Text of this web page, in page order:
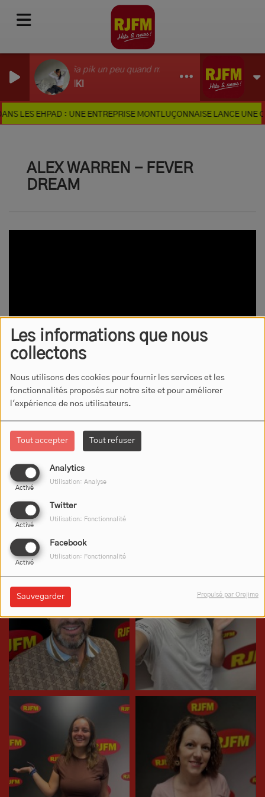
Les informations que nous
collectons
Nous utilisons des cookies pour fournir les services et les
fonctionnalités proposés sur notre site et pour améliorer
l'expérience de nos utilisateurs.
Tout accepter Tout refuser
Analytics
Activé
Utilisation: Analyse
Twitter
Activé
Utilisation: Fonctionnalité
Facebook
Activé
Utilisation: Fonctionnalité
Sauvegarder Propulsé par Orejime
Ã§a pik un peu quand mï¿½me
MIKI
EHPAD : UNE ENTREPRISE MONTLUÇONNAISE LANCE UNE
ALEX WARREN - FEVER
DREAM
Alex Warren - FEVER
DREAM
L'ÉQUIPE D'RJFM